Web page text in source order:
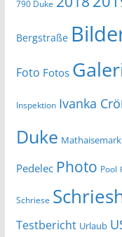
790 Duke
Bergstraße
Foto Fotos
Inspektion Ivanka
Duke
Pedelec Photo Pool
Schriese
Testbericht Urlaub